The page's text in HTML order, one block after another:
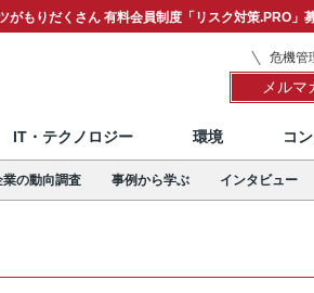
がもりだくさん 有料会員制度「リスク対策.PRO」
危機管
メル
IT・テクノロジー 環境 コ
業の動向調査 事例から学ぶ インタビュー